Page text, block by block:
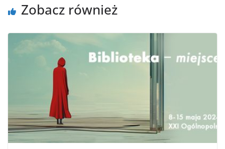
Zobacz również